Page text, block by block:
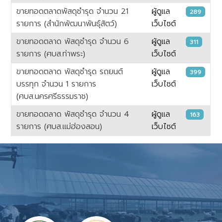
เนื้อหา
ขายทอดตลาดพัสดุชำรุด จำนวน 21
รายการ (สำนักพัฒนาพันธุ์สัตว์)
ผู้ดูแล
เว็บไซต์
289
ขายทอดตลาด พัสดุชำรุด จำนวน 6
รายการ (ศบส.ท่าพระ)
ผู้ดูแล
เว็บไซต์
311
ขายทอดตลาด พัสดุชำรุด รถยนต์
บรรทุก จำนวน 1 รายการ
(ศบส.นครศรีธรรมราช)
ผู้ดูแล
เว็บไซต์
399
ขายทอดตลาด พัสดุชำรุด จำนวน 4
รายการ (ศบส.แม่ฮ่องสอน)
ผู้ดูแล
เว็บไซต์
163